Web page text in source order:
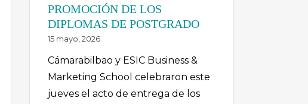
PROMOCIÓN DE LOS
DIPLOMAS DE POSTGRADO
15 mayo, 2026
Cámarabilbao y ESIC Business &
Marketing School celebraron este
jueves el acto de entrega de los